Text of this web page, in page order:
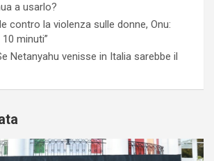
a usarlo?
contro la violenza sulle donne, Onu:
minuti”
Netanyahu venisse in Italia sarebbe il